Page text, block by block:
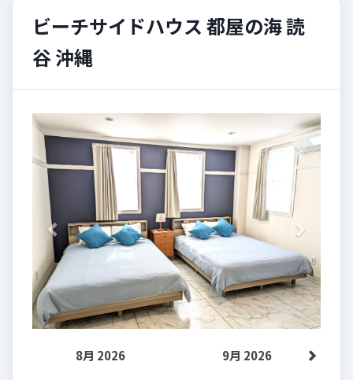
ビーチサイドハウス 都屋の海 読
谷 沖縄
Previous Next
8月 2026 9月 2026